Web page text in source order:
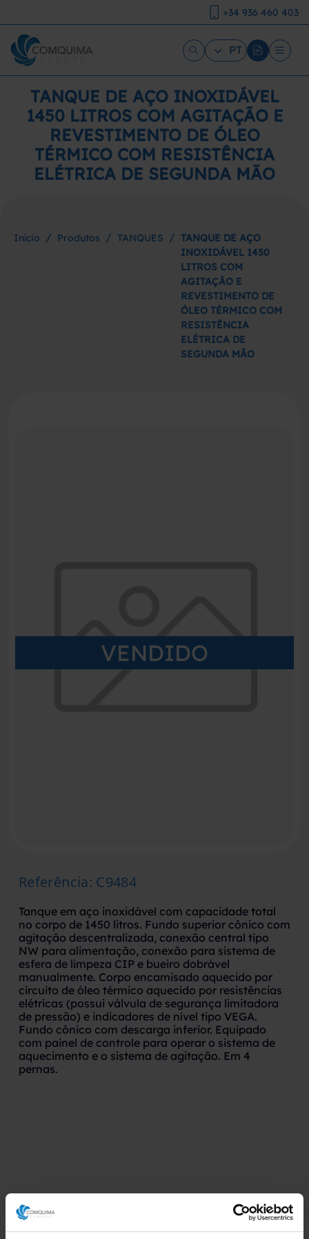
+34 936 460 403
PT
TANQUE DE AÇO INOXIDÁVEL
1450 LITROS COM AGITAÇÃO E
REVESTIMENTO DE ÓLEO
TÉRMICO COM RESISTÊNCIA
ELÉTRICA DE SEGUNDA MÃO
Início / Produtos / TANQUES / TANQUE DE AÇO
INOXIDÁVEL 1450
LITROS COM
AGITAÇÃO E
REVESTIMENTO DE
ÓLEO TÉRMICO COM
RESISTÊNCIA
ELÉTRICA DE
SEGUNDA MÃO
VENDIDO
Referência: C9484
Tanque em aço inoxidável com capacidade total
no corpo de 1450 litros. Fundo superior cônico com
agitação descentralizada, conexão central tipo
NW para alimentação, conexão para sistema de
esfera de limpeza CIP e bueiro dobrável
manualmente. Corpo encamisado aquecido por
circuito de óleo térmico aquecido por resistências
elétricas (possui válvula de segurança limitadora
de pressão) e indicadores de nível tipo VEGA.
Fundo cônico com descarga inferior. Equipado
com painel de controle para operar o sistema de
aquecimento e o sistema de agitação. Em 4
pernas.